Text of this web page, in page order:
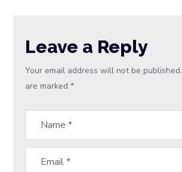
Leave a Reply
Your email address will not be published.
are marked*